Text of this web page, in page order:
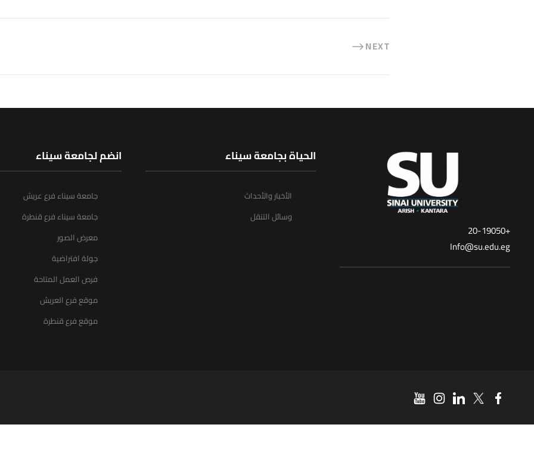
NEXT
+20-19050
Info@su.edu.eg
الحياة بجامعة سيناء
الأخبار والأحداث
وسائل التنقل
انضم لجامعة سيناء
جامعة سيناء فرع عريش
جامعة سيناء فرع قنطرة
معرض الصور
جولة افتراضية
فرص العمل المتاحة
موقع فرع العريش
موقع فرع قنطرة